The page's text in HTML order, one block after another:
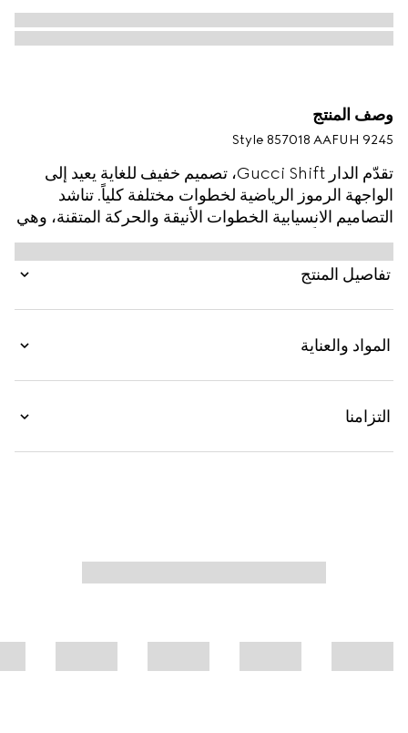
وصف المنتج
Style ‎857018 AAFUH 9245
تقدّم الدار Gucci Shift، تصميم خفيف للغاية يعيد إلى
الواجهة الرموز الرياضية لخطوات مختلفة كلياً. تناشد
التصاميم الانسيابية الخطوات الأنيقة والحركة المتقنة، وهي
تُعتبر تجسيداً للقطع اليومية المريحة. تتدفق تفاصيل شريط
الويب عبر هذا التصميم على شكل تقليم لا ينقطع، وهي
تكتمل بدرزات جانبية.
تفاصيل المنتج
المواد والعناية
التزامنا